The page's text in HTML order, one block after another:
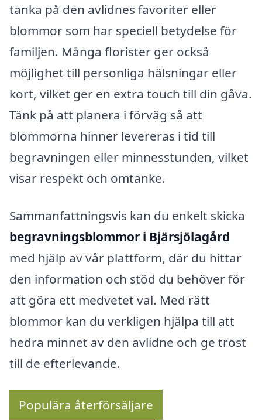
tänka på den avlidnes favoriter eller
blommor som har speciell betydelse för
familjen. Många florister ger också
möjlighet till personliga hälsningar eller
kort, vilket ger en extra touch till din gåva.
Tänk på att planera i förväg så att
blommorna hinner levereras i tid till
begravningen eller minnesstunden, vilket
visar respekt och omtanke.
Sammanfattningsvis kan du enkelt skicka
begravningsblommor i Bjärsjölagård
med hjälp av vår plattform, där du hittar
den information och stöd du behöver för
att göra ett medvetet val. Med rätt
blommor kan du verkligen hjälpa till att
hedra minnet av den avlidne och ge tröst
till de efterlevande.
Populära återförsäljare